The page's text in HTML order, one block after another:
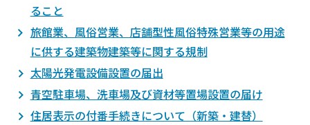
ること
旅館業、風俗営業、店舗型性風俗特殊営業等の用途
に供する建築物建築等に関する規制
太陽光発電設備設置の届出
青空駐車場、洗車場及び資材等置場設置の届け
住居表示の付番手続きについて（新築・建替）